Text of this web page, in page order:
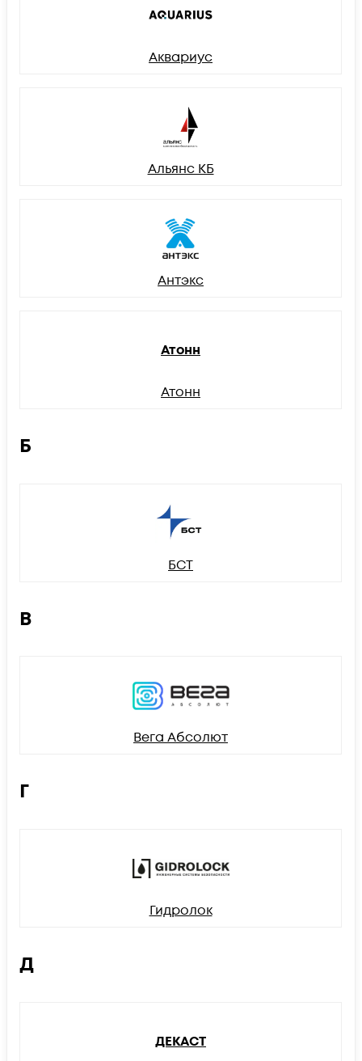
Аквариус
Альянс КБ
Антэкс
Атонн
Атонн
Б
БСТ
В
Вега Абсолют
Г
Гидролок
Д
ДЕКАСТ